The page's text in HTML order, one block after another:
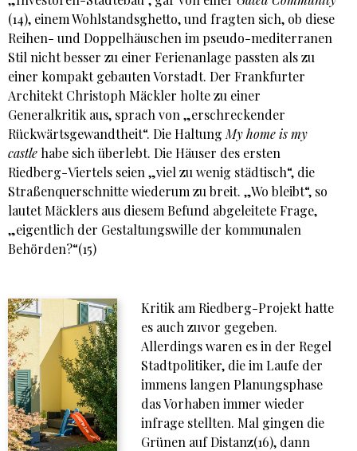
(14), einem Wohlstandsghetto, und fragten sich, ob diese
Reihen- und Doppelhäuschen im pseudo-mediterranen
Stil nicht besser zu einer Ferienanlage passten als zu
einer kompakt gebauten Vorstadt. Der Frankfurter
Architekt Christoph Mäckler holte zu einer
Generalkritik aus, sprach von „erschreckender
Rückwärtsgewandtheit“. Die Haltung My home is my
castle habe sich überlebt. Die Häuser des ersten
Riedberg-Viertels seien „viel zu wenig städtisch“, die
Straßenquerschnitte wiederum zu breit. „Wo bleibt“, so
lautet Mäcklers aus diesem Befund abgeleitete Frage,
„eigentlich der Gestaltungswille der kommunalen
Behörden?“(15)
Kritik am Riedberg-Projekt hatte
es auch zuvor gegeben.
Allerdings waren es in der Regel
Stadtpolitiker, die im Laufe der
immens langen Planungsphase
das Vorhaben immer wieder
infrage stellten. Mal gingen die
Grünen auf Distanz(16), dann